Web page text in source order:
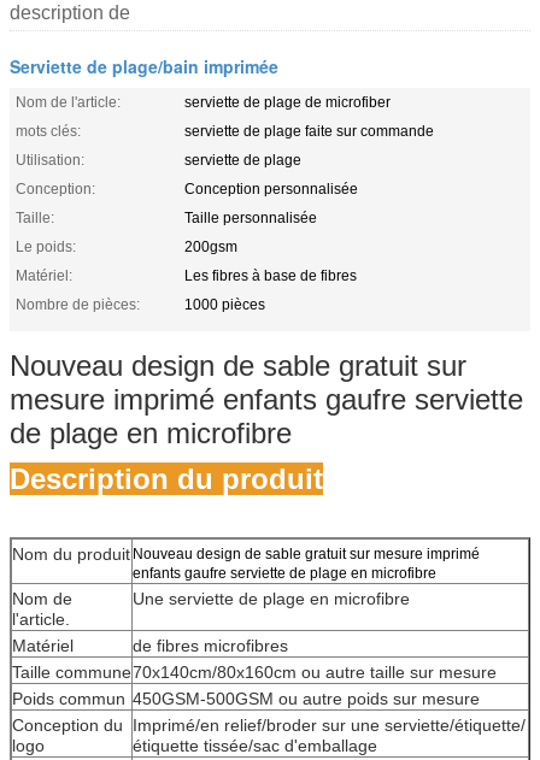
description de
Serviette de plage/bain imprimée
Nom de l'article:
serviette de plage de microfiber
mots clés:
serviette de plage faite sur commande
Utilisation:
serviette de plage
Conception:
Conception personnalisée
Taille:
Taille personnalisée
Le poids:
200gsm
Matériel:
Les fibres à base de fibres
Nombre de pièces:
1000 pièces
Nouveau design de sable gratuit sur
mesure imprimé enfants gaufre serviette
de plage en microfibre
Description du produit
Nom du produit Nouveau design de sable gratuit sur mesure imprimé
enfants gaufre serviette de plage en microfibre
Nom de
l'article.
Une serviette de plage en microfibre
Matériel
de fibres microfibres
Taille commune70x140cm/80x160cm ou autre taille sur mesure
Poids commun 450GSM-500GSM ou autre poids sur mesure
Conception du
logo
Imprimé/en relief/broder sur une serviette/étiquette/
étiquette tissée/sac d'emballage